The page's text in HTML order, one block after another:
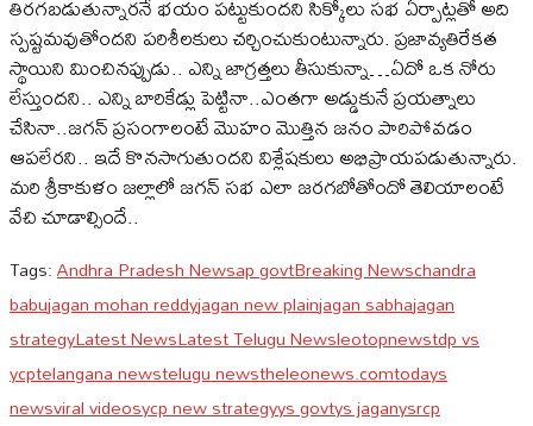
స్పష్టమవుతోందని పరిశీలకులు చర్చించుకుంటున్నారు. ప్ర‌జావ్య‌తిరేక‌త
స్థాయిని మించినప్పుడు.. ఎన్ని జాగ్ర‌త్త‌లు తీసుకున్నా…ఏదో ఒక నోరు
లేస్తుందని.. ఎన్ని బారికేడ్లు పెట్టినా..ఎంతగా అడ్డుకునే ప్రయత్నాలు
చేసినా..జ‌గ‌న్‌ ప్ర‌సంగాలంటే మొహం మొత్తిన జ‌నం పారిపోవ‌డం
ఆపలేరని.. ఇదే కొన‌సాగుతుందని విశ్లేషకులు అభిప్రాయపడుతున్నారు.
మరి శ్రీకాకుళం జల్లాలో జగన్ సభ ఎలా జరగబోతోందో తెలియాలంటే
వేచి చూడాల్సిందే..
Tags:Andhra Pradesh Newsap govtBreaking Newschandra
babujagan mohan reddyjagan new plainjagan sabhajagan
strategyLatest NewsLatest Telugu Newsleotopnewstdp vs
ycptelangana newstelugu newstheleonews.comtodays
newsviral videosycp new strategyys govtys jaganysrcp